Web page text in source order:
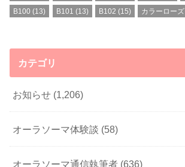
B100 (13) B101 (13) B102 (15) カラーローズ
カテゴリ
お知らせ (1,206)
オーラソーマ体験談 (58)
オーラソーマ通信執筆者 (636)